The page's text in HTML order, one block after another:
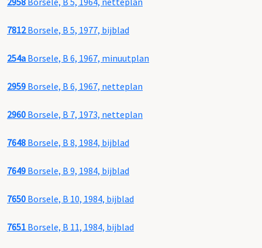
7812Borsele, B 5, 1977, bijblad
254a Borsele, B 6, 1967, minuutplan
2959 Borsele, B 6, 1967, netteplan
2960 Borsele, B 7, 1973, netteplan
7648 Borsele, B 8, 1984, bijblad
7649 Borsele, B 9, 1984, bijblad
7650 Borsele, B 10, 1984, bijblad
7651 Borsele, B 11, 1984, bijblad